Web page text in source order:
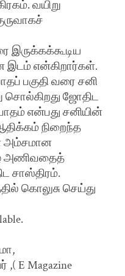
வயிறு
இருக்கக்கூடிய
இடம் என்கிறார்கள்.
பகுதி வரை சனி
சொல்கிறது ஜோதிட
என்பது சனியின்
நிறைந்த
அம்சமான
அணிவதைத்
சாஸ்திரம்.
கொலுசு செய்து
E Magazine